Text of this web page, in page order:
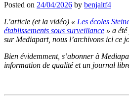
Posted on 24/04/2026 by benjaltf4
L’article (et la vidéo) « Les écoles
établissements sous surveillance » a
sur Mediapart, nous l’archivons ici ce
Bien évidemment, s’abonner à
information de qualité et un journal